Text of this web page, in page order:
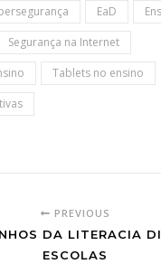
EaD
Segurança na Internet
Tablets no ensino
PREVIOUS
DA LITERACIA
ESCOLAS